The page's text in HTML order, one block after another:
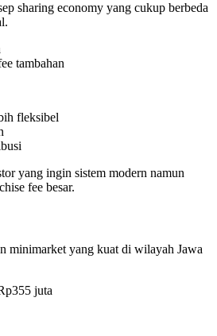
sharing economy yang cukup berbeda
tambahan
fleksibel
yang ingin sistem modern namun
fee besar.
minimarket yang kuat di wilayah Jawa
juta